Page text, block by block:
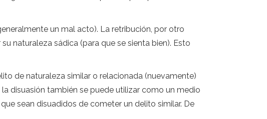
un mal acto). La retribución, por otro
naturaleza sádica (para que se sienta bien). Esto
de naturaleza similar o relacionada (nuevamente)
disuasión también se puede utilizar como un medio
sean disuadidos de cometer un delito similar. De